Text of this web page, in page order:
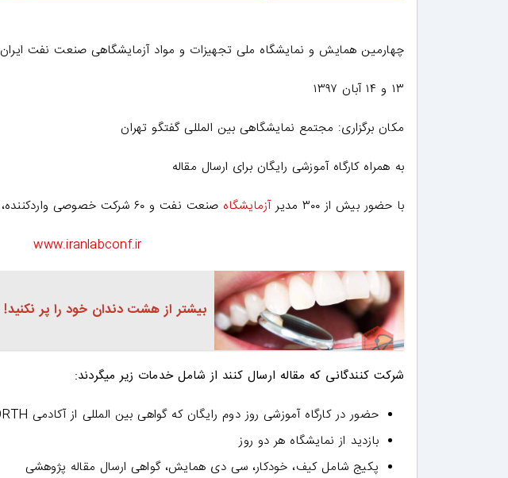
چهارمین همایش و نمایشگاه ملی تجهیزات و مواد آزمایشگاهی صنعت نفت ایران
۱۳ و ۱۴ آبان ۱۳۹۷
مکان برگزاری: مجتمع نمایشگاهی بین المللی گفتگو تهران
به همراه کارگاه آموزشی رایگان برای ارسال مقاله
با حضور بیش از ۳۰۰ مدیر
آزمایشگاه صنعت نفت و ۶۰ شرکت خصوصی واردکننده، تولید کننده تجهیزات و مواد آزمایشگاهی
www.iranlabconf.ir
بیشتر از هشت دندان خود را پر نکنید!
شرکت کنندگانی که مقاله ارسال کنند از شامل خدمات زیر میگردند:
حضور در کارگاه آموزشی روز دوم رایگان که گواهی بین المللی از آکادمی TUV NORTH آلمان ارائه میگردد
بازدید از نمایشگاه هر دو روز
پکیج شامل کیف، خودکار، سی دی همایش، گواهی ارسال مقاله پژوهشی